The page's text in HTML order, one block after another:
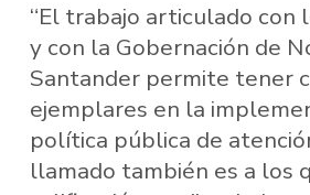
“El trabajo articulado con
y con la Gobernación de
Santander permite tener
ejemplares en la
política pública de
llamado también es a los